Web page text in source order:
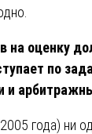
на оценку
по
и
года) ни